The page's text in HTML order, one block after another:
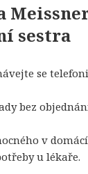
sestra
se
bez
v
u lékaře.